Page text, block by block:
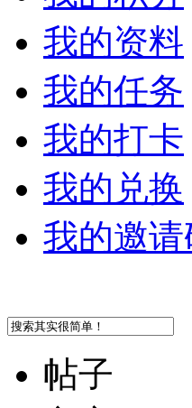
我的资料
我的任务
我的打卡
我的兑换
我的邀请
帖子